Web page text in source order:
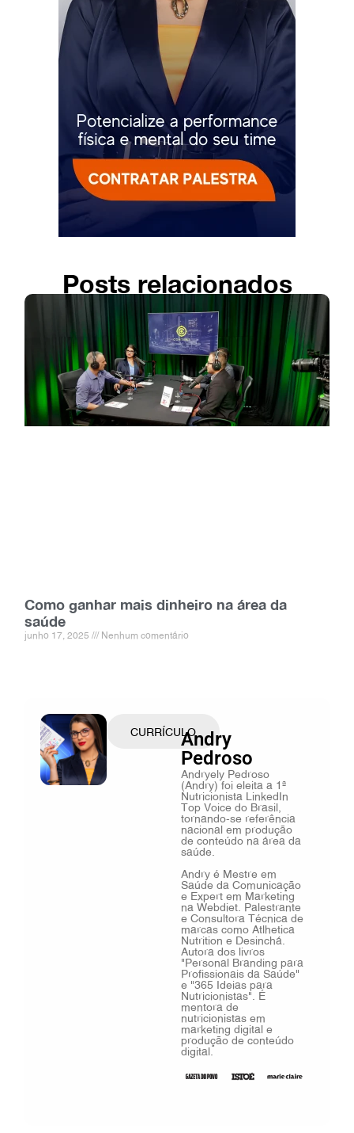
Posts relacionados
Como ganhar mais dinheiro na área da
saúde
junho 17, 2025 Nenhum comentário
CURRÍCULOAndry
Pedroso
Andryely Pedroso
(Andry) foi eleita a 1ª
Nutricionista LinkedIn
Top Voice do Brasil,
tornando-se referência
nacional em produção
de conteúdo na área da
saúde.
Andry é Mestre em
Saúde da Comunicação
e Expert em Marketing
na Webdiet. Palestrante
e Consultora Técnica de
marcas como Atlhetica
Nutrition e Desinchá.
Autora dos livros
"Personal Branding para
Profissionais da Saúde"
e "365 Ideias para
Nutricionistas". É
mentora de
nutricionistas em
marketing digital e
produção de conteúdo
digital.